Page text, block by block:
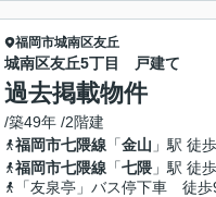
福岡市城南区友丘
城南区友丘5丁目 戸建て
過去掲載物件
/築49年 /2階建
福岡市七隈線 「金山 」駅 徒
福岡市七隈線 「七隈 」駅 徒
「友泉亭」バス停下車 徒歩